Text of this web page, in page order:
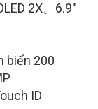
2X、6.9″
biến 200
ID